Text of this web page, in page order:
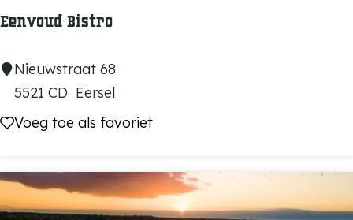
Eenvoud Bistro
E
n
u
d
Nieuwstraat 68
5521 CD Eersel
Voeg toe als favoriet
Voeg toe als favoriet